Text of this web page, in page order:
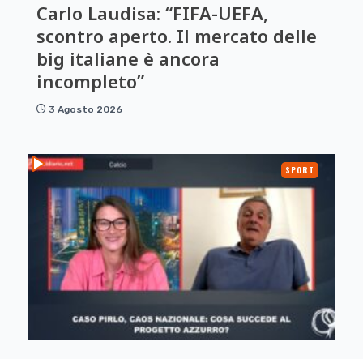
Carlo Laudisa: “FIFA-UEFA,
scontro aperto. Il mercato delle
big italiane è ancora
incompleto”
3 Agosto 2026
SPORT